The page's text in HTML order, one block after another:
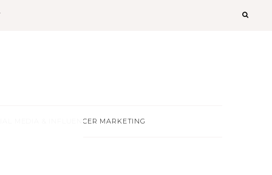
MEDIA & INFLUENCER MARKETING